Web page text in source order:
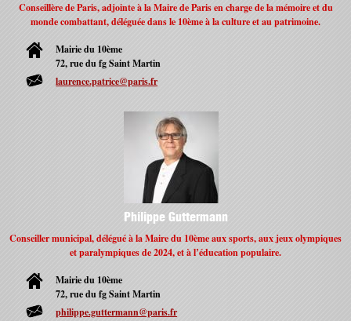
Conseillère de Paris, adjointe à la Maire de Paris en charge de la mémoire et du
monde combattant, déléguée dans le 10ème à la culture et au patrimoine.
Mairie du 10ème
72, rue du fg Saint Martin
laurence.patrice@paris.fr
Philippe Guttermann
Conseiller municipal, délégué à la Maire du 10ème aux sports, aux jeux olympiques
et paralympiques de 2024, et à l’éducation populaire.
Mairie du 10ème
72, rue du fg Saint Martin
philippe.guttermann@paris.fr